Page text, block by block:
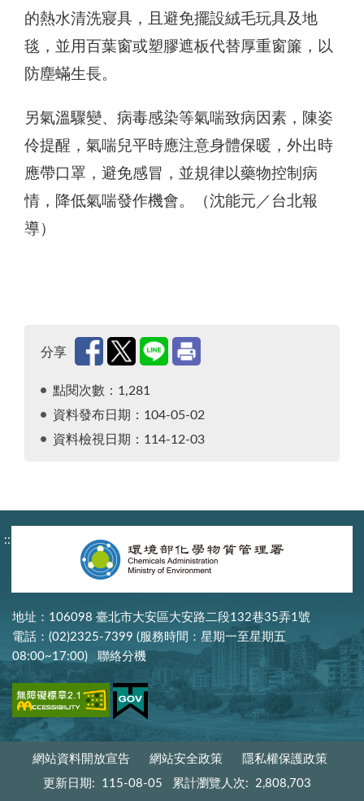
的熱水清洗寢具，且避免擺設絨毛玩具及地
毯，並用百葉窗或塑膠遮板代替厚重窗簾，以
防塵蟎生長。
另氣溫驟變、病毒感染等氣喘致病因素，陳姿
伶提醒，氣喘兒平時應注意身體保暖，外出時
應帶口罩，避免感冒，並規律以藥物控制病
情，降低氣喘發作機會。（沈能元／台北報
導）
分享
點閱次數：1,281
資料發布日期：104-05-02
資料檢視日期：114-12-03
:::
地址：106098 臺北市大安區大安路二段132巷35弄1號
電話：(02)2325-7399 (服務時間：星期一至星期五
08:00~17:00) 聯絡分機
網站資料開放宣告 網站安全政策 隱私權保護政策
更新日期: 115-08-05 累計瀏覽人次: 2,808,703